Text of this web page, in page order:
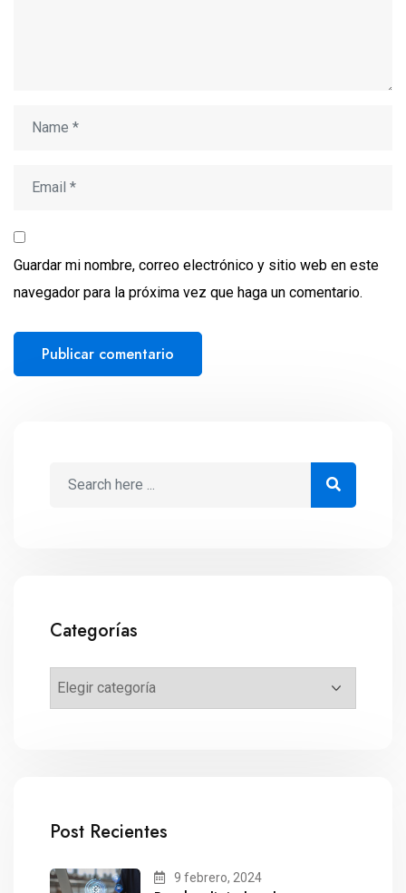
Guardar mi nombre, correo electrónico y sitio web en este
navegador para la próxima vez que haga un comentario.
Categorías
Post Recientes
9 febrero, 2024